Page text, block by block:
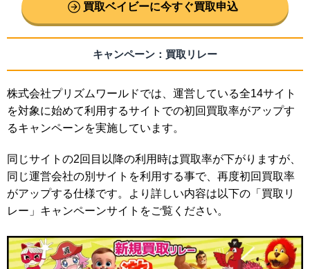
買取ベイビーに今すぐ買取申込
キャンペーン：買取リレー
株式会社プリズムワールドでは、運営している全14サイト
を対象に始めて利用するサイトでの初回買取率がアップす
るキャンペーンを実施しています。
同じサイトの2回目以降の利用時は買取率が下がりますが、
同じ運営会社の別サイトを利用する事で、再度初回買取率
がアップする仕様です。より詳しい内容は以下の「買取リ
レー」キャンペーンサイトをご覧ください。